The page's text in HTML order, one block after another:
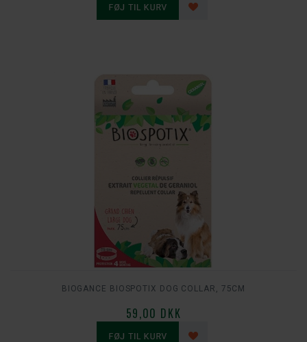
BIOGANCE BIOSPOTIX DOG COLLAR, 75CM
59,00 DKK